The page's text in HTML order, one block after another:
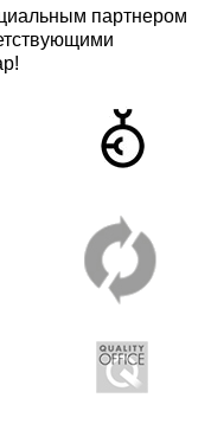
партнером